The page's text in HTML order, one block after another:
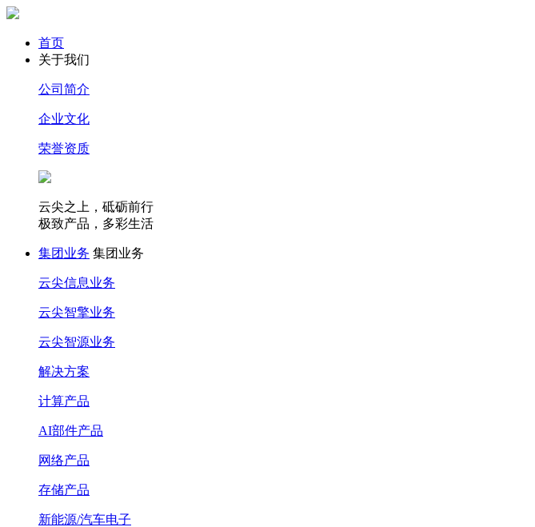
首页
关于我们
公司简介
企业文化
荣誉资质
云尖之上，砥砺前行
极致产品，多彩生活
集团业务 集团业务
云尖信息业务
云尖智擎业务
云尖智源业务
解决方案
计算产品
AI部件产品
网络产品
存储产品
新能源/汽车电子